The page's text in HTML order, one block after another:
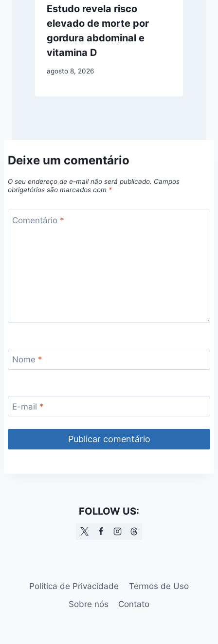
Estudo revela risco
elevado de morte por
gordura abdominal e
vitamina D
agosto 8, 2026
Deixe um comentário
O seu endereço de e-mail não será publicado. Campos
obrigatórios são marcados com *
Comentário *
Nome *
E-mail *
FOLLOW US:
Política de Privacidade
Termos de Uso
Sobre nós
Contato